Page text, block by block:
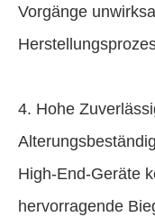
Vorgänge
4. Hohe
High-End-Geräte
hervorragende